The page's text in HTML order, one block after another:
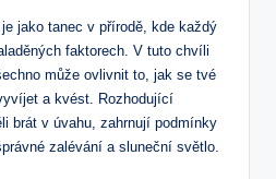
jako tanec ‌v přírodě, kde každý
faktorech. V tuto chvíli
může ovlivnit to, jak ⁢se tvé
a kvést. ‌Rozhodující
brát v úvahu, zahrnují ​podmínky
zalévání a sluneční světlo.